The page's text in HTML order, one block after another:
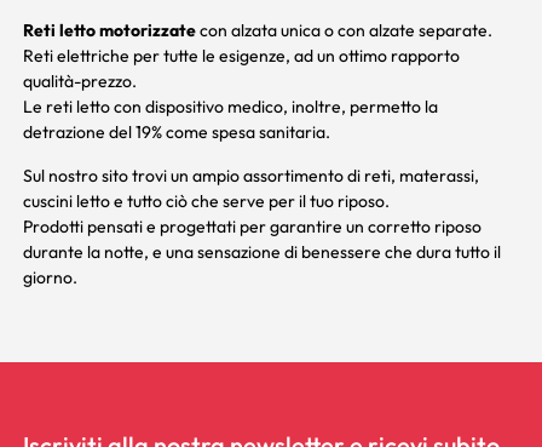
Reti letto motorizzatecon alzata unica o con alzate separate.
Reti elettriche per tutte le esigenze, ad un ottimo rapporto
qualità-prezzo.
Le reti letto con dispositivo medico, inoltre, permetto la
detrazione del 19% come spesa sanitaria.
Sul nostro sito trovi un ampio assortimento di reti, materassi,
cuscini lettoe tutto ciò che serve per il tuo riposo.
Prodotti pensati e progettati per garantire un corretto riposo
durante la notte, e una sensazione di benessere che dura tutto il
giorno.